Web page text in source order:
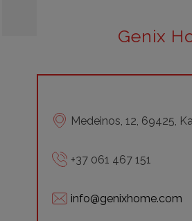
Genix
Medeinos, 12, 69425,
+37 061 467 151
info@genixhome.com